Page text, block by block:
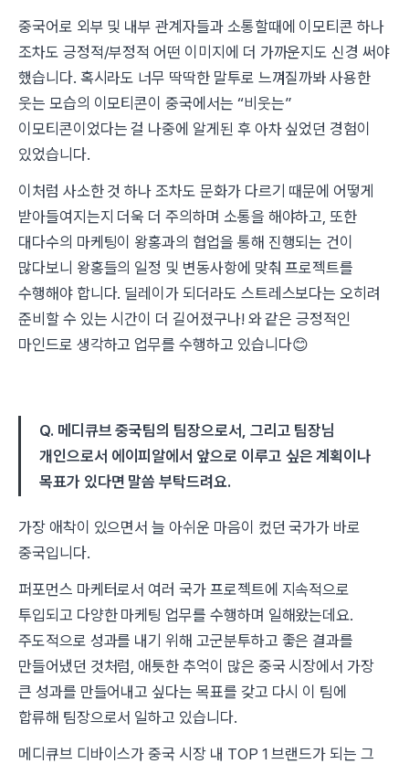
중국어로 외부 및 내부 관계자들과 소통할때에 이모티콘 하나
조차도 긍정적/부정적 어떤 이미지에 더 가까운지도 신경 써야
했습니다. 혹시라도 너무 딱딱한 말투로 느껴질까봐 사용한
웃는 모습의 이모티콘이 중국에서는 “비웃는”
이모티콘이었다는 걸 나중에 알게된 후 아차 싶었던 경험이
있었습니다.
이처럼 사소한 것 하나 조차도 문화가 다르기 때문에 어떻게
받아들여지는지 더욱 더 주의하며 소통을 해야하고, 또한
대다수의 마케팅이 왕홍과의 협업을 통해 진행되는 건이
많다보니 왕홍들의 일정 및 변동사항에 맞춰 프로젝트를
수행해야 합니다. 딜레이가 되더라도 스트레스보다는 오히려
준비할 수 있는 시간이 더 길어졌구나! 와 같은 긍정적인
마인드로 생각하고 업무를 수행하고 있습니다😊
Q. 메디큐브 중국팀의 팀장으로서, 그리고 팀장님
개인으로서 에이피알에서 앞으로 이루고 싶은 계획이나
목표가 있다면 말씀 부탁드려요.
가장 애착이 있으면서 늘 아쉬운 마음이 컸던 국가가 바로
중국입니다.
퍼포먼스 마케터로서 여러 국가 프로젝트에 지속적으로
투입되고 다양한 마케팅 업무를 수행하며 일해왔는데요.
주도적으로 성과를 내기 위해 고군분투하고 좋은 결과를
만들어냈던 것처럼, 애틋한 추억이 많은 중국 시장에서 가장
큰 성과를 만들어내고 싶다는 목표를 갖고 다시 이 팀에
합류해 팀장으로서 일하고 있습니다.
메디큐브 디바이스가 중국 시장 내 TOP 1 브랜드가 되는 그